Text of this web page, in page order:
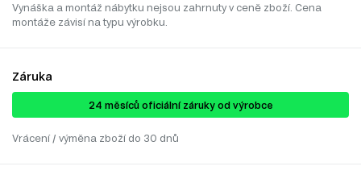
Vynáška a montáž nábytku nejsou zahrnuty v ceně zboží. Cena
montáže závisí na typu výrobku.
Záruka
24 ​​​​měsíců oficiální záruky od výrobce
Vrácení / výměna zboží do 30 dnů